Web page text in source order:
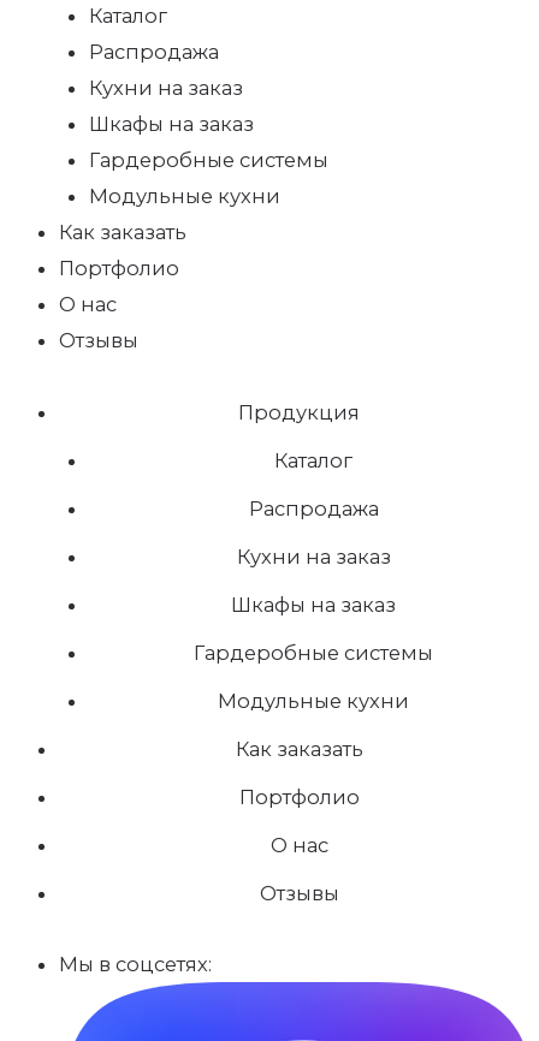
Каталог
Распродажа
Кухни на заказ
Шкафы на заказ
Гардеробные системы
Модульные кухни
Как заказать
Портфолио
О нас
Отзывы
Продукция
Каталог
Распродажа
Кухни на заказ
Шкафы на заказ
Гардеробные системы
Модульные кухни
Как заказать
Портфолио
О нас
Отзывы
Мы в соцсетях: